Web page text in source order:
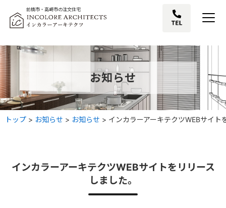
前橋市・高崎市の注文住宅
お知らせ
トップ > お知らせ > お知らせ > インカラーアーキテクツWEBサイト
インカラーアーキテクツWEBサイトをリリース
しました。